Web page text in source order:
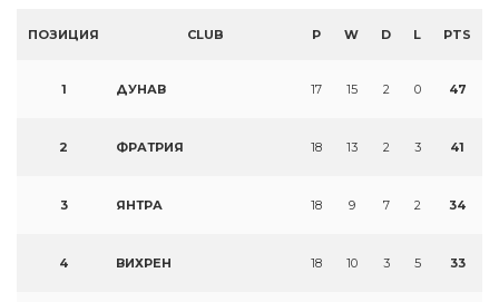
ПОЗИЦИЯ CLUB P W D L PTS
1 ДУНАВ 17 15 2 0 47
2 ФРАТРИЯ 18 13 2 3 41
3 ЯНТРА 18 9 7 2 34
4 ВИХРЕН 18 10 3 5 33